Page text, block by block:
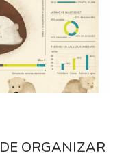
ORGANIZAR